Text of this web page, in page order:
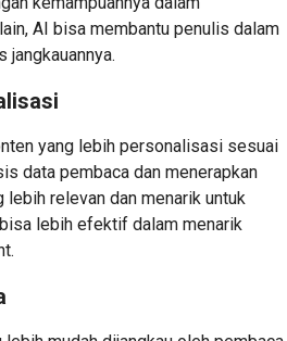
AI bisa membantu penulis dalam
jangkauannya.
yang lebih personalisasi sesuai
data pembaca dan menerapkan
relevan dan menarik untuk
lebih efektif dalam menarik